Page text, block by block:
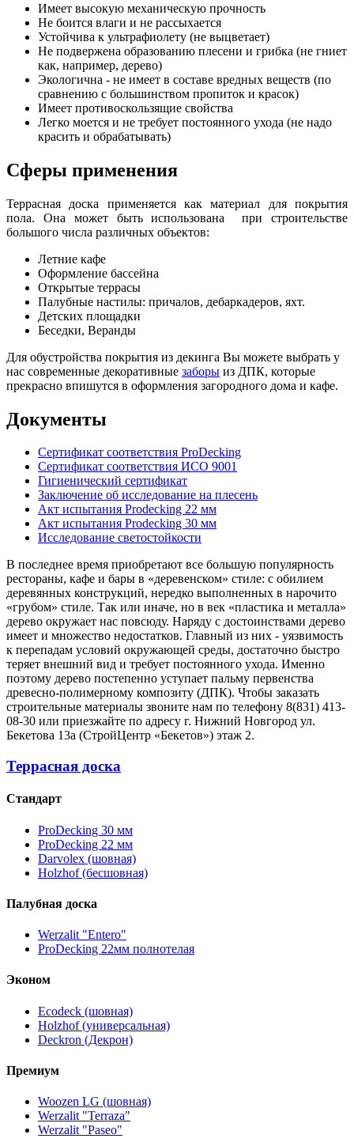
Имеет высокую механическую прочность
Не боится влаги и не рассыхается
Устойчива к ультрафиолету (не выцветает)
Не подвержена образованию плесени и грибка (не гниет
как, например, дерево)
Экологична - не имеет в составе вредных веществ (по
сравнению с большинством пропиток и красок)
Имеет противоскользящие свойства
Легко моется и не требует постоянного ухода (не надо
красить и обрабатывать)
Сферы применения
Террасная доска применяется как материал для покрытия
пола. Она может быть использована при строительстве
большого числа различных объектов:
Летние кафе
Оформление бассейна
Открытые террасы
Палубные настилы: причалов, дебаркадеров, яхт.
Детских площадки
Беседки, Веранды
Для обустройства покрытия из декинга Вы можете выбрать у
нас современные декоративные заборы из ДПК, которые
прекрасно впишутся в оформления загородного дома и кафе.
Документы
Сертификат соответствия ProDecking
Сертификат соответствия ИСО 9001
Гигиенический сертификат
Заключение об исследование на плесень
Акт испытания Prodecking 22 мм
Акт испытания Prodecking 30 мм
Исследование светостойкости
В последнее время приобретают все большую популярность
рестораны, кафе и бары в «деревенском» стиле: с обилием
деревянных конструкций, нередко выполненных в нарочито
«грубом» стиле. Так или иначе, но в век «пластика и металла»
дерево окружает нас повсюду. Наряду с достоинствами дерево
имеет и множество недостатков. Главный из них - уязвимость
к перепадам условий окружающей среды, достаточно быстро
теряет внешний вид и требует постоянного ухода. Именно
поэтому дерево постепенно уступает пальму первенства
древесно-полимерному композиту (ДПК). Чтобы заказать
строительные материалы звоните нам по телефону 8(831) 413-
08-30 или приезжайте по адресу г. Нижний Новгород ул.
Бекетова 13а (СтройЦентр «Бекетов») этаж 2.
Террасная доска
Стандарт
ProDecking 30 мм
ProDecking 22 мм
Darvolex (шовная)
Holzhof (бесшовная)
Палубная доска
Werzalit "Entero"
ProDecking 22мм полнотелая
Эконом
Ecodeck (шовная)
Holzhof (универсальная)
Deckron (Декрон)
Премиум
Woozen LG (шовная)
Werzalit "Terraza"
Werzalit "Paseo"